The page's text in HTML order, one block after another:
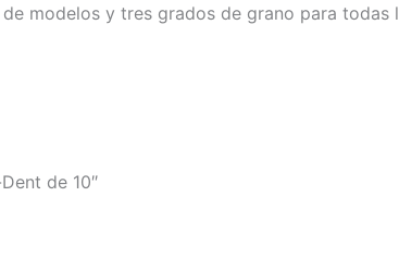
modelos y tres grados de grano para
de 10″